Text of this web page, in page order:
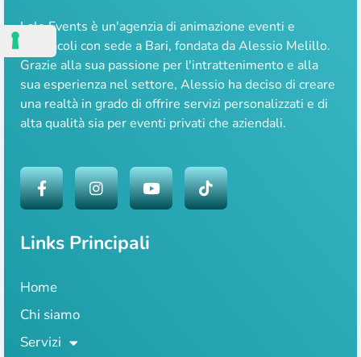
Lale Events è un'agenzia di animazione eventi e
spettacoli con sede a Bari, fondata da Alessio Melillo.
Grazie alla sua passione per l'intrattenimento e alla
sua esperienza nel settore, Alessio ha deciso di creare
una realtà in grado di offrire servizi personalizzati e di
alta qualità sia per eventi privati che aziendali.
Links Principali
Home
Chi siamo
Servizi